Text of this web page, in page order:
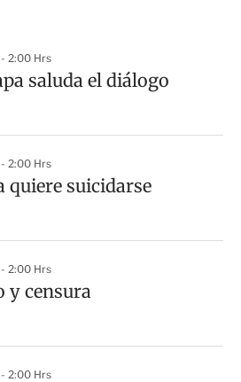
2:00 Hrs
saluda el diálogo
2:00 Hrs
quiere suicidarse
2:00 Hrs
y censura
2:00 Hrs